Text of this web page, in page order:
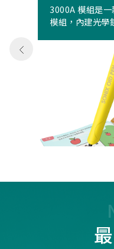
3000A 模組是
模組，內建光學